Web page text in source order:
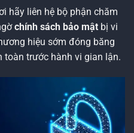
hãy liên hệ bộ phận chăm
chính sách bảo mậtbị vi
hiệu sớm đóng băng
toàn trước hành vi gian lận.